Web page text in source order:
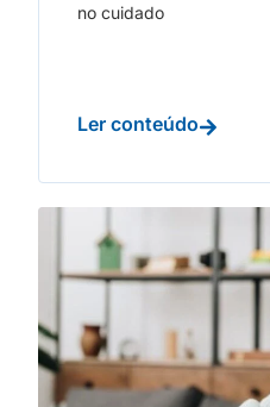
no cuidado
Ler conteúdo